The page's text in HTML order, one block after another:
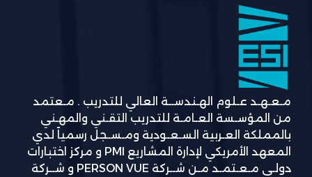
مـعـهـد عـلوم الهـندســة العالي للتدريب . مـعتمد
من المؤسـسة العـامـة للتدريب التقـني والمهـني
بالمملكة العـربية السـعـودية ومـسـجل رسمياً لدي
المعهد الأمريكي لإدارة المشاريع PMI و مركز اختبارات
دولـي مـعـتمـد مـن شــركة PERSON VUE و شــركة